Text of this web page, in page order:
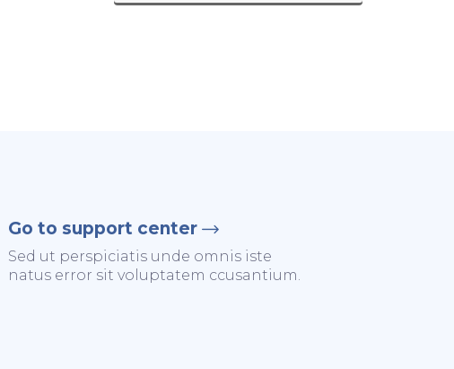
Go to support center
Sed ut perspiciatis unde omnis iste
natus error sit voluptatem ccusantium.